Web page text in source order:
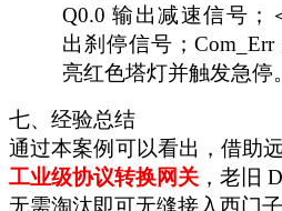
Q0.0 输出减速信号；
出刹停信号；
亮红色塔灯并触发急停。
七、经验总结
通过本案例可以看出，借助
工业级协议转换网关 ，老旧
无需淘汰即可无缝接入西门